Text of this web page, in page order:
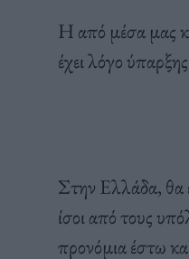
Η από μέσα μας
έχει λόγο
Στην Ελλάδα, θα
ίσοι από τους
προνόμια έστω